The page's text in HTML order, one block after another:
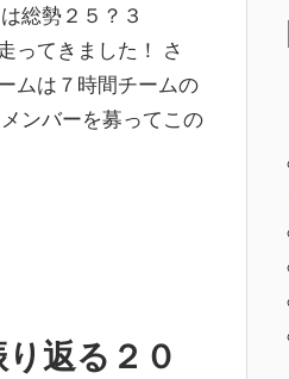
総勢２５？３
ってきました！ さ
ムは７時間チームの
ンバーを募ってこの
返る２０